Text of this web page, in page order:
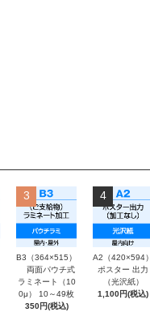
3
B3（364×515）
両面パウチ式
ラミネート（10
0μ） 10～49枚
350円(税込)
4
A2（420×594）
ポスター 出力
（光沢紙）
1,100円(税込)